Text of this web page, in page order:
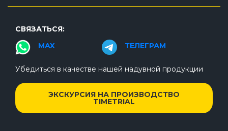
СВЯЗАТЬСЯ:
MAX
ТЕЛЕГРАМ
Убедиться в качестве нашей надувной продукции
ЭКСКУРСИЯ НА ПРОИЗВОДСТВО
TIMETRIAL